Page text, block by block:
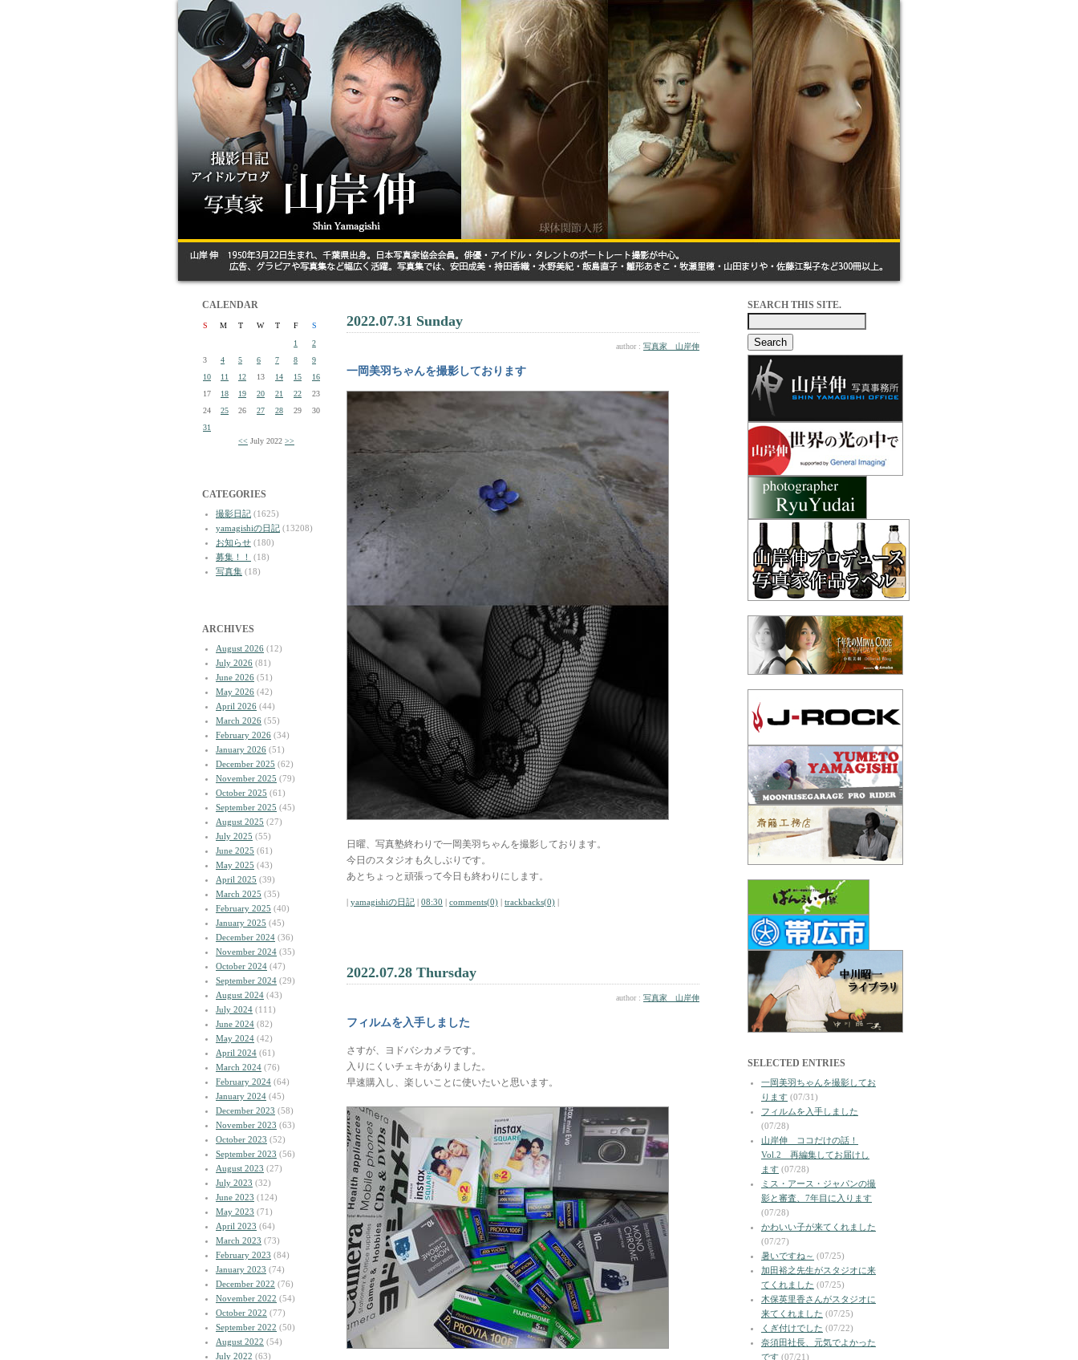
CALENDAR
S M T W T F
S
1
2
3
4 5 6 7 8
9
10
11 12 13 14 15
16
17
18 19 20 21 22
23
24
25 26 27 28 29
30
31
<< July 2022 >>
CATEGORIES
撮影日記 (1625)
yamagishiの日記 (13208)
お知らせ (180)
募集！！
(18)
写真集 (18)
ARCHIVES
August 2026 (12)
July 2026 (81)
June 2026 (51)
May 2026 (42)
April 2026 (44)
March 2026 (55)
February 2026 (34)
January 2026 (51)
December 2025 (62)
November 2025 (79)
October 2025 (61)
September 2025 (45)
August 2025 (27)
July 2025 (55)
June 2025 (61)
May 2025 (43)
April 2025 (39)
March 2025 (35)
February 2025 (40)
January 2025 (45)
December 2024 (36)
November 2024 (35)
October 2024 (47)
September 2024 (29)
August 2024 (43)
July 2024 (111)
June 2024 (82)
May 2024 (42)
April 2024 (61)
March 2024 (76)
February 2024 (64)
January 2024 (45)
December 2023 (58)
November 2023 (63)
October 2023 (52)
September 2023 (56)
August 2023 (27)
July 2023 (32)
June 2023 (124)
May 2023 (71)
April 2023 (64)
March 2023 (73)
February 2023 (84)
January 2023 (74)
December 2022 (76)
November 2022 (54)
October 2022 (77)
September 2022 (50)
August 2022 (54)
July 2022 (63)
2022.07.31 Sunday
author : 写真家 山岸伸
一岡美羽ちゃんを撮影しております
日曜、写真塾終わりで一岡美羽ちゃんを撮影しております。
今日のスタジオも久しぶりです。
あとちょっと頑張って今日も終わりにします。
| yamagishiの日記 | 08:30 | comments(0) | trackbacks(0) |
2022.07.28 Thursday
author : 写真家 山岸伸
フィルムを入手しました
さすが、ヨドバシカメラです。
入りにくいチェキがありました。
早速購入し、楽しいことに使いたいと思います。
SEARCH THIS SITE.
SELECTED ENTRIES
一岡美羽ちゃんを撮影してお
ります (07/31)
フィルムを入手しました
(07/28)
山岸伸 ココだけの話！
Vol.2 再編集してお届けし
ます (07/28)
ミス・アース・ジャパンの撮
影と審査、7年目に入ります
(07/28)
かわいい子が来てくれました
(07/27)
暑いですね～ (07/25)
加田裕之先生がスタジオに来
てくれました (07/25)
木保英里香さんがスタジオに
来てくれました (07/25)
くぎ付けでした (07/22)
奈須田社長、元気でよかった
です (07/21)